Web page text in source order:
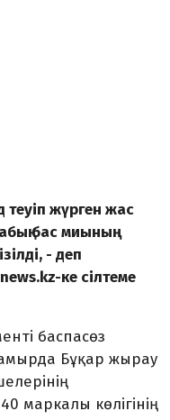
теуіп жүрген жас
бас миының
- деп
ке сілтеме
баспасөз
Бұқар жырау
маркалы көлігінің